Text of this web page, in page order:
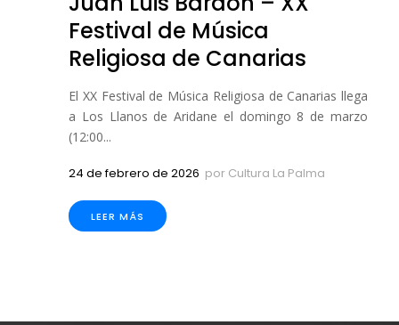
Festival de Música
Religiosa de Canarias
El XX Festival de Música Religiosa de Canarias llega
a Los Llanos de Aridane el domingo 8 de marzo
(12:00...
24 de febrero de 2026 por Cultura La Palma
LEER MÁS